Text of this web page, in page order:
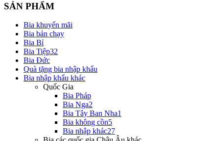
SẢN PHẨM
Bia khuyến mãi
Bia bán chạy
Bia Bỉ
Bia Tiệp32
Bia Đức
Quà tặng bia nhập khẩu
Bia nhập khẩu khác
Quốc Gia
Bia Pháp
Bia Nga2
Bia Tây Ban Nha1
Bia không cồn5
Bia nhập khác27